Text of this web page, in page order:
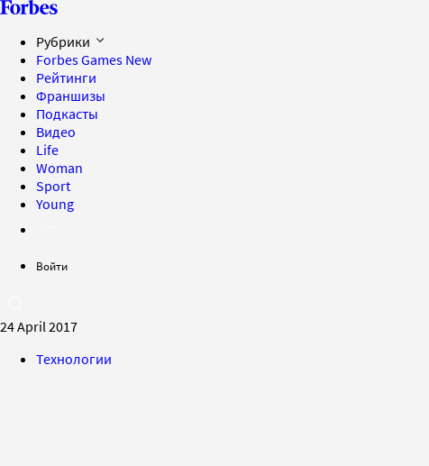
Рубрики
Forbes Games New
Рейтинги
Франшизы
Подкасты
Видео
Life
Woman
Sport
Young
Войти
24 April 2017
Технологии